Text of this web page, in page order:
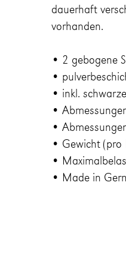
dauerhaft
vorhanden.
• 2 gebogene
•
• inkl.
•
•
• Gewicht (pro
•
• Made in